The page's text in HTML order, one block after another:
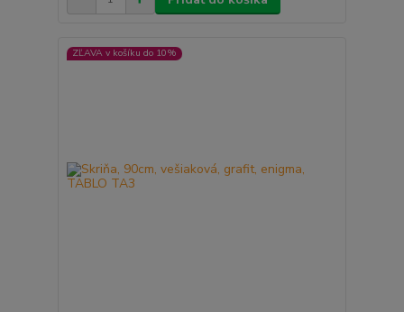
ZĽAVA v košíku do 10%